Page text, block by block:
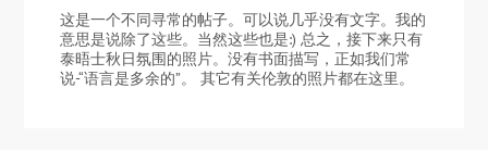
这是一个不同寻常的帖子。可以说几乎没有文字。我的
意思是说除了这些。当然这些也是:) 总之，接下来只有
泰晤士秋日氛围的照片。没有书面描写，正如我们常
说-“语言是多余的”。 其它有关伦敦的照片都在这里。